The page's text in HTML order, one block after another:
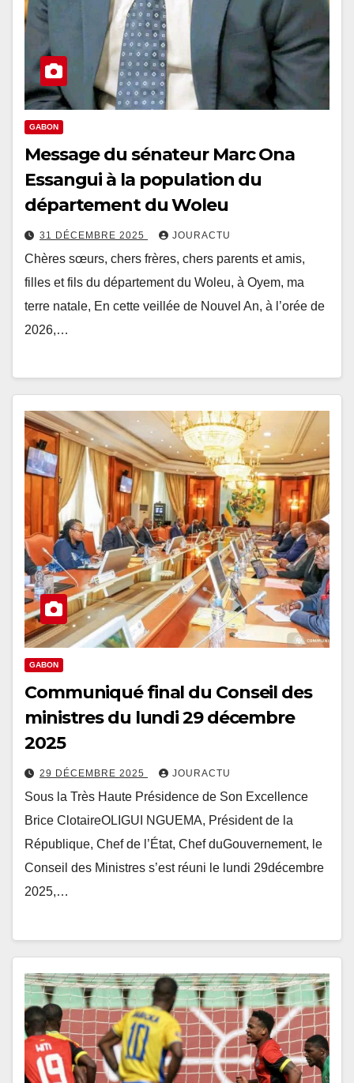
GABON
Message du sénateur Marc Ona
Essangui à la population du
département du Woleu
31 DÉCEMBRE 2025 JOURACTU
Chères sœurs, chers frères, chers parents et amis,
filles et fils du département du Woleu, à Oyem, ma
terre natale, En cette veillée de Nouvel An, à l’orée de
2026,…
GABON
Communiqué final du Conseil des
ministres du lundi 29 décembre
2025
29 DÉCEMBRE 2025 JOURACTU
Sous la Très Haute Présidence de Son Excellence
Brice ClotaireOLIGUI NGUEMA, Président de la
République, Chef de l’État, Chef duGouvernement, le
Conseil des Ministres s’est réuni le lundi 29décembre
2025,…